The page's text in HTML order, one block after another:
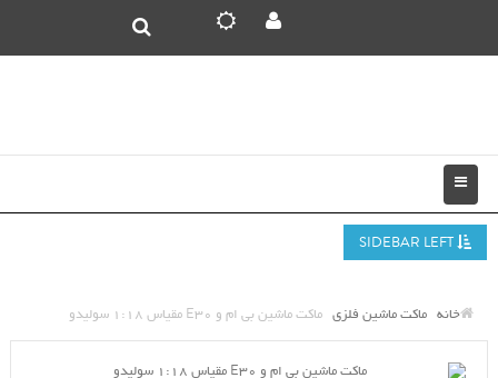
خانه ماکت ماشین فلزی ماکت ماشین بی ام و E30 مقیاس 1:18 سولیدو